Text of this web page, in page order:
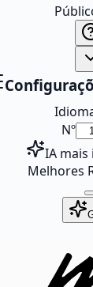
Nº
IA
Melhores